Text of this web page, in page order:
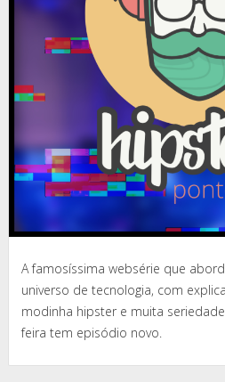
A famosíssima websérie que
universo de tecnologia, com
modinha hipster e muita
feira tem episódio novo.